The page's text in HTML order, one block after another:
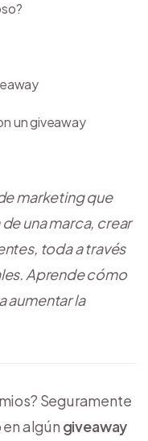
marketing que
una marca, crear
toda a través
Aprende cómo
aumentar la
Seguramente
algún giveaway
un giveaway